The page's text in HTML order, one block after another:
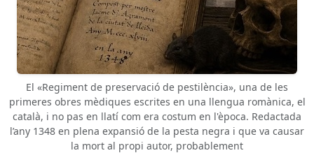
El «Regiment de preservació de pestilència», una de les
primeres obres mèdiques escrites en una llengua romànica, el
català, i no pas en llatí com era costum en l'època. Redactada
l’any 1348 en plena expansió de la pesta negra i que va causar
la mort al propi autor, probablement